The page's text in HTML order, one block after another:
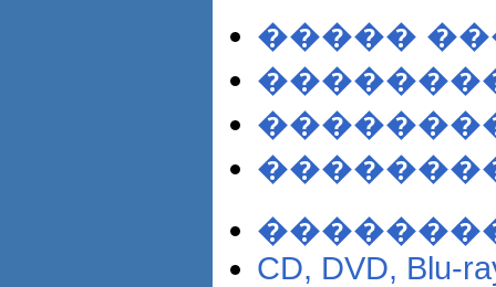
�����
CD, DVD, Blu-